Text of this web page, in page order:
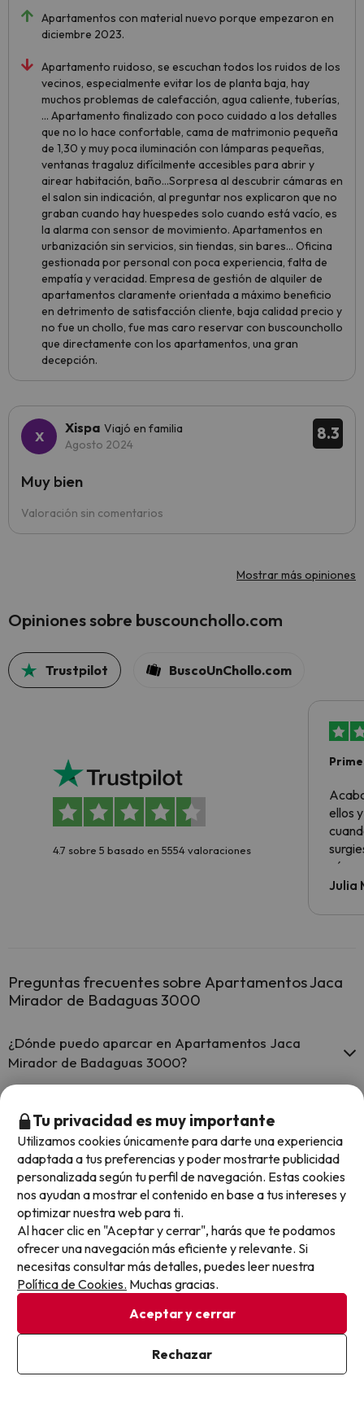
Apartamentos con material nuevo porque empezaron en
diciembre 2023.
Apartamento ruidoso, se escuchan todos los ruidos de los
vecinos, especialmente evitar los de planta baja, hay
muchos problemas de calefacción, agua caliente, tuberías,
... Apartamento finalizado con poco cuidado a los detalles
que no lo hace confortable, cama de matrimonio pequeña
de 1,30 y muy poca iluminación con lámparas pequeñas,
ventanas tragaluz difícilmente accesibles para abrir y
airear habitación, baño...Sorpresa al descubrir cámaras en
el salon sin indicación, al preguntar nos explicaron que no
graban cuando hay huespedes solo cuando está vacío, es
la alarma con sensor de movimiento. Apartamentos en
urbanización sin servicios, sin tiendas, sin bares... Oficina
gestionada por personal con poca experiencia, falta de
empatía y veracidad. Empresa de gestión de alquiler de
apartamentos claramente orientada a máximo beneficio
en detrimento de satisfacción cliente, baja calidad precio y
no fue un chollo, fue mas caro reservar con buscounchollo
que directamente con los apartamentos, una gran
decepción.
8.3
Xispa Viajó en familia
Agosto 2024
Valoración sin comentarios
Muy bien
Mostrar más opiniones
Opiniones sobre buscounchollo.com
Trustpilot BuscoUnChollo.com
4.7 sobre 5 basado en 5554 valoraciones
ellos
todo
Julia
Preguntas frecuentes sobre Apartamentos Jaca
Mirador de Badaguas 3000
¿Dónde puedo aparcar en Apartamentos Jaca
Mirador de Badaguas 3000?
tienes estas posibilidades de aparcamiento (bajo disponibilidad):
Parking exterior gratuito
¿Puedo alojarme con mascota en Apartamentos
Jaca Mirador de Badaguas 3000?
En Apartamentos Jaca Mirador de Badaguas 3000 se admiten
mascotas (previa petición y de pago directo en hotel). Consulta las
condiciones.
¿Hay cunas para niños en Apartamentos Jaca
Mirador de Badaguas 3000?
El Apartamentos Jaca Mirador de Badaguas 3000 dispone de
cunas de pago directo en hotel (solicítalo antes de iniciar tu viaje).
Otros chollos en hoteles similares
Tu privacidad es muy importante
Utilizamos cookies únicamente para darte una experiencia
adaptada a tus preferencias y poder mostrarte publicidad
personalizada según tu perfil de navegación. Estas cookies
nos ayudan a mostrar el contenido en base a tus intereses y
optimizar nuestra web para ti.
Al hacer clic en "Aceptar y cerrar", harás que te podamos
ofrecer una navegación más eficiente y relevante. Si
necesitas consultar más detalles, puedes leer nuestra
Política de Cookies. Muchas gracias.
Aceptar y cerrar
Rechazar